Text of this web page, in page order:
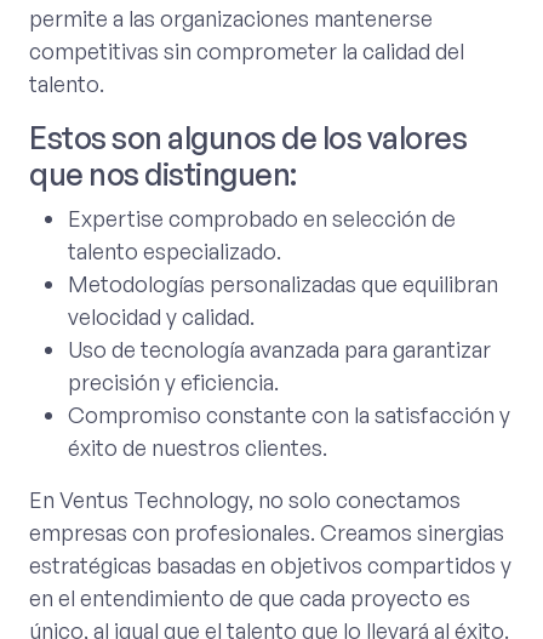
permite a las organizaciones mantenerse
competitivas sin comprometer la calidad del
talento.
Estos son algunos de los valores
que nos distinguen:
Expertise comprobado en selección de
talento especializado.
Metodologías personalizadas que equilibran
velocidad y calidad.
Uso de tecnología avanzada para garantizar
precisión y eficiencia.
Compromiso constante con la satisfacción y
éxito de nuestros clientes.
En Ventus Technology, no solo conectamos
empresas con profesionales. Creamos sinergias
estratégicas basadas en objetivos compartidos y
en el entendimiento de que cada proyecto es
único, al igual que el talento que lo llevará al éxito.